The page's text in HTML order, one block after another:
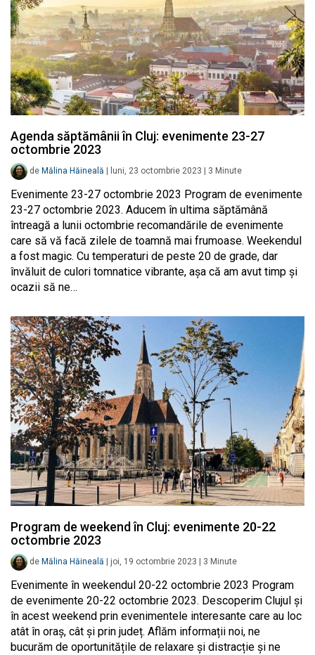
Agenda săptămânii în Cluj: evenimente 23-27
octombrie 2023
de Mălina Hăineală luni, 23 octombrie 2023 3 Minute
Evenimente 23-27 octombrie 2023 Program de evenimente
23-27 octombrie 2023. Aducem în ultima săptămână
întreagă a lunii octombrie recomandările de evenimente
care să vă facă zilele de toamnă mai frumoase. Weekendul
a fost magic. Cu temperaturi de peste 20 de grade, dar
învăluit de culori tomnatice vibrante, așa că am avut timp și
ocazii să ne…
Program de weekend în Cluj: evenimente 20-22
octombrie 2023
de Mălina Hăineală joi, 19 octombrie 2023 3 Minute
Evenimente în weekendul 20-22 octombrie 2023 Program
de evenimente 20-22 octombrie 2023. Descoperim Clujul și
în acest weekend prin evenimentele interesante care au loc
atât în oraș, cât și prin județ. Aflăm informații noi, ne
bucurăm de oportunitățile de relaxare și distracție și ne